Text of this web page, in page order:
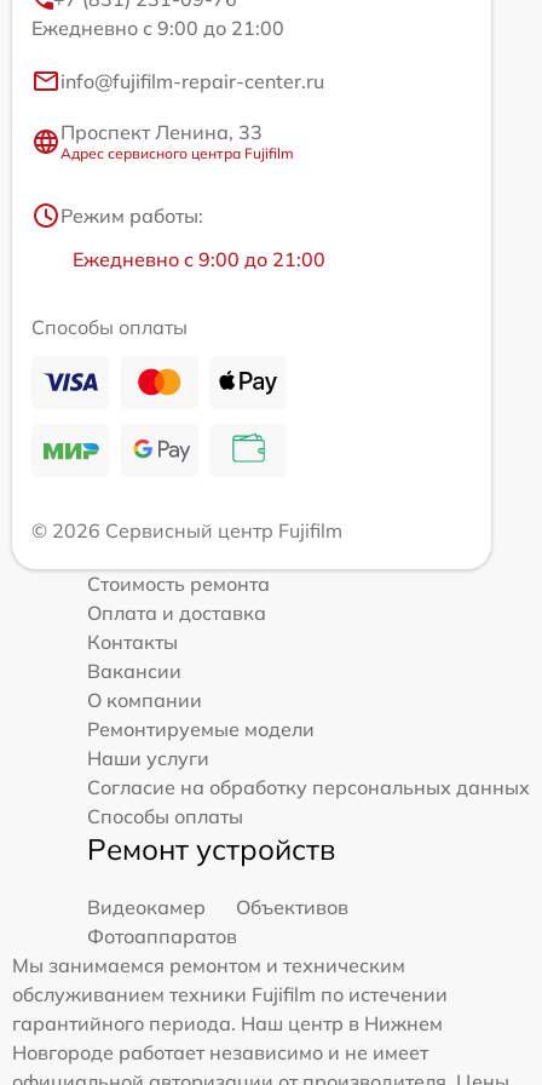
Ежедневно с 9:00 до 21:00
info@fujifilm-repair-center.ru
Проспект Ленина, 33
Адрес сервисного центра Fujifilm
Режим работы:
Ежедневно с 9:00 до 21:00
Способы оплаты
© 2026 Сервисный центр Fujifilm
Стоимость ремонта
Оплата и доставка
Контакты
Вакансии
О компании
Ремонтируемые модели
Наши услуги
Согласие на обработку персональных данных
Способы оплаты
Ремонт устройств
Видеокамер
Объективов
Фотоаппаратов
Мы занимаемся ремонтом и техническим
обслуживанием техники Fujifilm по истечении
гарантийного периода. Наш центр в Нижнем
Новгороде работает независимо и не имеет